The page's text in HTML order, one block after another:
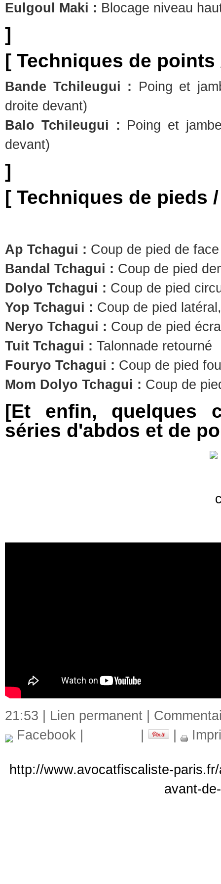
Eulgoul Maki : Blocage niveau
]
[ Techniques de
Bande Tchileugui : Poing et
droite devant)
Balo Tchileugui : Poing et
devant)
]
[ Techniques de pieds
Ap Tchagui : Coup de pied de face
Bandal Tchagui : Coup de pied
Dolyo Tchagui : Coup de pied
Yop Tchagui : Coup de pied
Neryo Tchagui : Coup de pied
Tuit Tchagui : Talonnade retourné
Fouryo Tchagui : Coup de pied
Mom Dolyo Tchagui : Coup de
[Et enfin, quelques
séries d'abdos et de
21:53 | Lien permanent
Facebook
http://www.avocatfiscaliste-
avant-